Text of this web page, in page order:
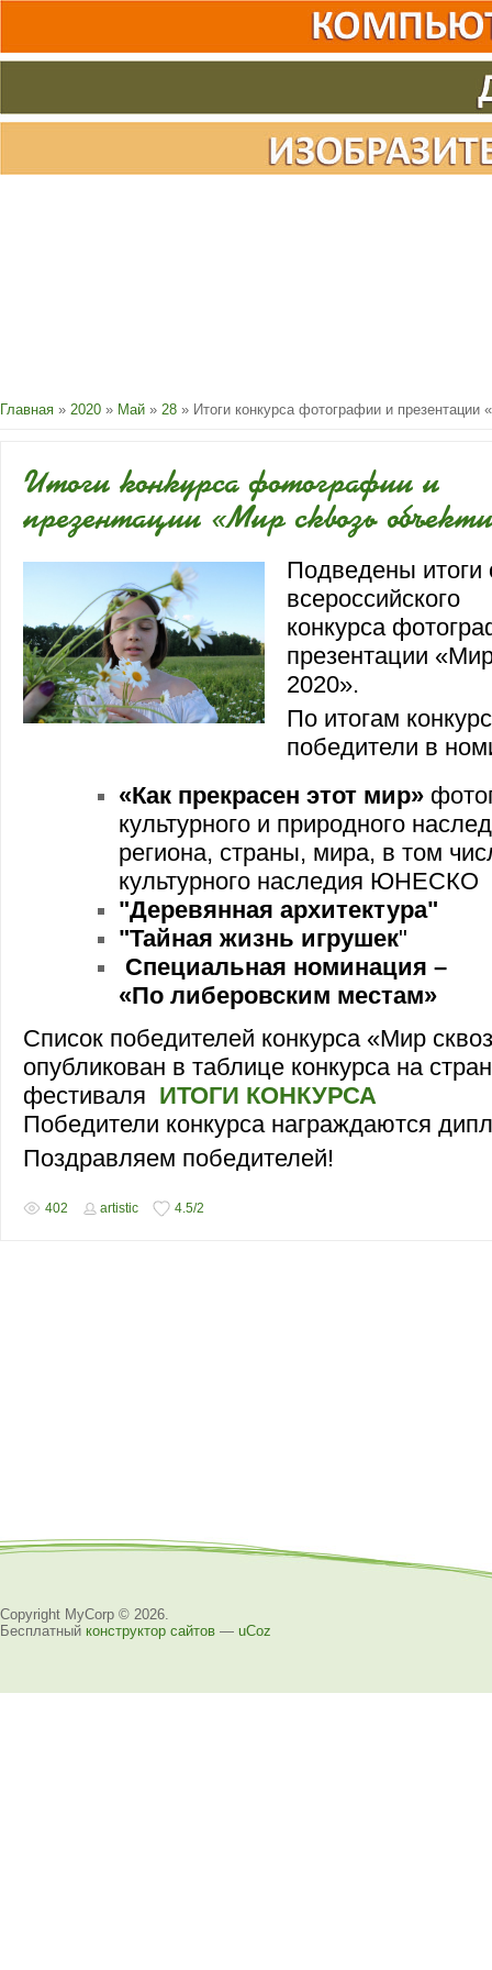
Главная » 2020 » Май » 28 » Итоги конкурса фотографии и презентации
Итоги конкурса фотографии и
презентации «Мир сквозь
Подведены итоги
всероссийского
конкурса
презентации
2020».
По итогам
победители в
«Как прекрасен этот мир»
культурного и природного
региона, страны, мира, в том
культурного наследия ЮНЕСКО
"Деревянная архитектура"
"Тайная жизнь игрушек"
Специальная номинация –
«По либеровским местам»
Список победителей конкурса «Мир
опубликован в таблице конкурса на
фестиваля ИТОГИ КОНКУРСА
Победители конкурса награждаются
Поздравляем победителей!
402 artistic 4.5/2
Copyright MyCorp © 2026
Бесплатный конструктор сайтов — uCoz